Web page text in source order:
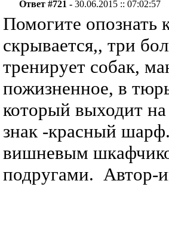
Ответ #721 -30.06.2015 :: 07:02:57
Помогите опознать
скрывается,, три
тренирует собак,
пожизненное, в
который выходит
знак -красный
вишневым
подругами. Автор-